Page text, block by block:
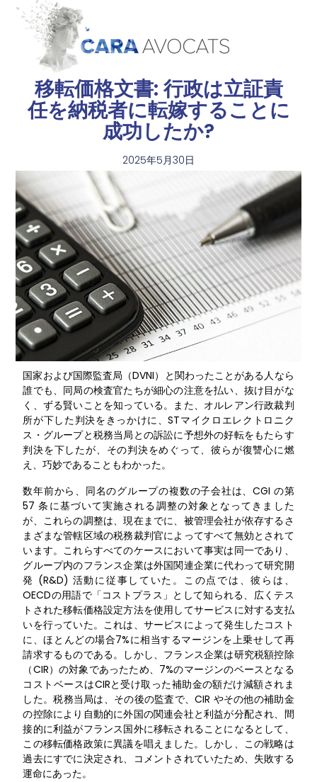
移転価格文書: 行政は立証責
任を納税者に転嫁することに
成功したか?
2025年5月30日
国家および国際監査局（DVNI）と関わったことがある人なら
誰でも、同局の検査官たちが細心の注意を払い、抜け目がな
く、ずる賢いことを知っている。また、オルレアン行政裁判
所が下した判決をきっかけに、STマイクロエレクトロニク
ス・グループと税務当局との訴訟に予想外の好転をもたらす
判決を下したが、その判決をめぐって、彼らが復讐心に燃
え、巧妙であることもわかった。
数年前から、同名のグループの複数の子会社は、CGI の第
57 条に基づいて実施される調整の対象となってきました
が、これらの調整は、現在までに、被管理会社が依存するさ
まざまな管轄区域の税務裁判官によってすべて無効とされて
います。これらすべてのケースにおいて事実は同一であり、
グループ内のフランス企業は外国関連企業に代わって研究開
発 (R&D) 活動に従事していた。この点では、彼らは、
OECDの用語で「コストプラス」として知られる、広くテス
トされた移転価格設定方法を使用してサービスに対する支払
いを行っていた。これは、サービスによって発生したコスト
に、ほとんどの場合7%に相当するマージンを上乗せして再
請求するものである。しかし、フランス企業は研究税額控除
（CIR）の対象であったため、7%のマージンのベースとなる
コストベースはCIRと受け取った補助金の額だけ減額されま
した。税務当局は、その後の監査で、CIR やその他の補助金
の控除により自動的に外国の関連会社と利益が分配され、間
接的に利益がフランス国外に移転されることになるとして、
この移転価格政策に異議を唱えました。しかし、この戦略は
過去にすでに決定され、コメントされていたため、失敗する
運命にあった。